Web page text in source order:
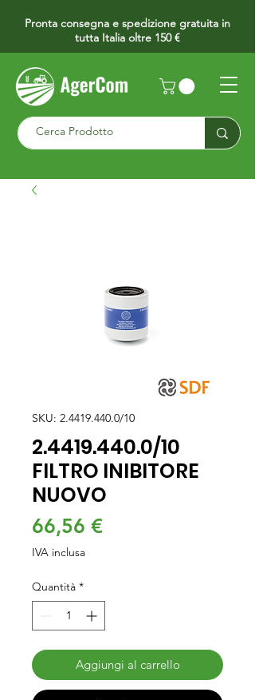
Pronta consegna e spedizione gratuita in
tutta Italia oltre 150 €
SKU: 2.4419.440.0/10
2.4419.440.0/10
FILTRO INIBITORE
NUOVO
66,56 €Prezzo
IVA inclusa
Quantità *
Aggiungi al carrello